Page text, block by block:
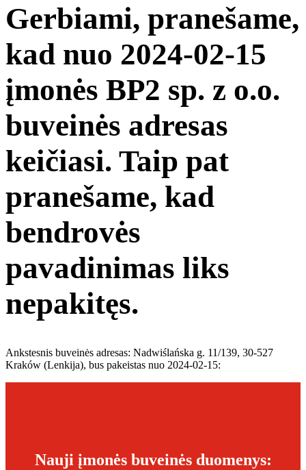
Gerbiami, pranešame,
kad nuo 2024-02-15
įmonės BP2 sp. z o.o.
buveinės adresas
keičiasi. Taip pat
pranešame, kad
bendrovės
pavadinimas liks
nepakitęs.
Ankstesnis buveinės adresas: Nadwiślańska g. 11/139, 30-527
Kraków (Lenkija), bus pakeistas nuo 2024-02-15:
Nauji įmonės buveinės duomenys: